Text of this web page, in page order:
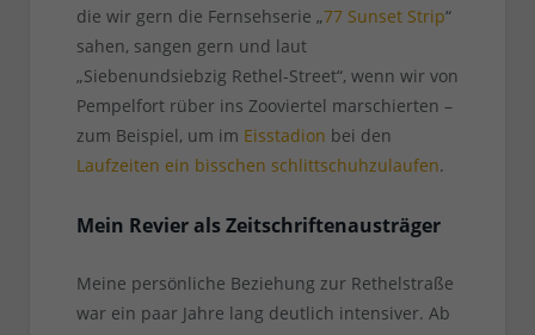
die wir gern die Fernsehserie „77 Sunset Strip“
sahen, sangen gern und laut
„Siebenundsiebzig Rethel-Street“, wenn wir von
Pempelfort rüber ins Zooviertel marschierten –
zum Beispiel, um im Eisstadion bei den
Laufzeiten ein bisschen schlittschuhzulaufen.
Mein Revier als Zeitschriftenausträger
Meine persönliche Beziehung zur Rethelstraße
war ein paar Jahre lang deutlich intensiver. Ab